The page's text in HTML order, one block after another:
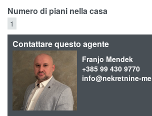
Numero di piani nella casa
1
Contattare questo agente
Franjo Mendek
+385 99 430 9770
info@nekretnine-